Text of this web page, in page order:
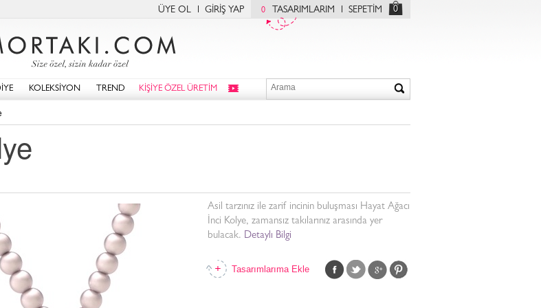
ÜYE OL GİRİŞ YAP 0 TASARIMLARIM SEPETİM 0
KOLEKSİYON TREND KİŞİYE ÖZEL ÜRETİM
Asil tarzınız ile zarif incinin buluşması Hayat Ağacı
İnci Kolye, zamansız takılarınız arasında yer
bulacak. Detaylı Bilgi
Tasarımlarıma Ekle